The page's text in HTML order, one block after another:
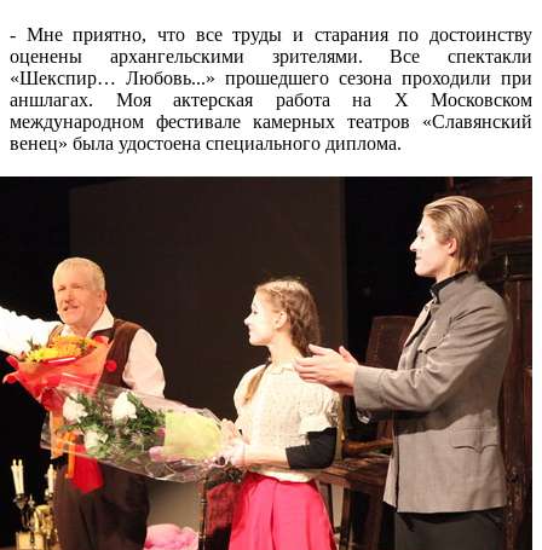
- Мне приятно, что все труды и старания по достоинству
оценены архангельскими зрителями. Все спектакли
«Шекспир… Любовь...» прошедшего сезона проходили при
аншлагах. Моя актерская работа на X Московском
международном фестивале камерных театров «Славянский
венец» была удостоена специального диплома.